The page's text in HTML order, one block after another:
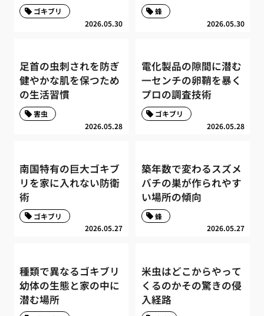
2026.05.30
ゴキブリ
2026.05.30
蜂
足首の虫刺されを防ぎ
健やかな肌を保つため
の生活習慣
2026.05.28
害虫
電化製品の隙間に潜む
一センチの卵鞘を暴く
プロの調査技術
2026.05.28
ゴキブリ
南国特有の巨大ゴキブ
リを家に入れない防衛
術
2026.05.27
ゴキブリ
築年数で変わるスズメ
バチの巣が作られやす
い場所の傾向
2026.05.27
蜂
種類で異なるゴキブリ
幼体の生態と家の中に
潜む場所
米虫はどこからやって
くるのかその驚きの侵
入経路